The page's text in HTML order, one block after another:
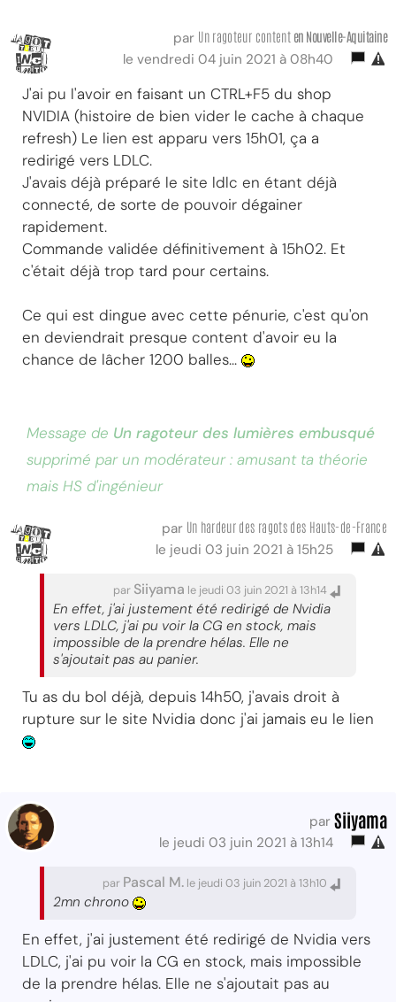
par Un ragoteur content en Nouvelle-Aquitaine
le vendredi 04 juin 2021 à 08h40
J'ai pu l'avoir en faisant un CTRL+F5 du shop
NVIDIA (histoire de bien vider le cache à chaque
refresh) Le lien est apparu vers 15h01, ça a
redirigé vers LDLC.
J'avais déjà préparé le site ldlc en étant déjà
connecté, de sorte de pouvoir dégainer
rapidement.
Commande validée définitivement à 15h02. Et
c'était déjà trop tard pour certains.
Ce qui est dingue avec cette pénurie, c'est qu'on
en deviendrait presque content d'avoir eu la
chance de lâcher 1200 balles...
Message de Un ragoteur des lumières embusqué
supprimé par un modérateur : amusant ta théorie
mais HS d'ingénieur
par Un hardeur des ragots des Hauts-de-France
le jeudi 03 juin 2021 à 15h25
par Siiyama le jeudi 03 juin 2021 à 13h14
En effet, j'ai justement été redirigé de Nvidia
vers LDLC, j'ai pu voir la CG en stock, mais
impossible de la prendre hélas. Elle ne
s'ajoutait pas au panier.
Tu as du bol déjà, depuis 14h50, j'avais droit à
rupture sur le site Nvidia donc j'ai jamais eu le lien
par Siiyama
le jeudi 03 juin 2021 à 13h14
par Pascal M. le jeudi 03 juin 2021 à 13h10
2mn chrono
En effet, j'ai justement été redirigé de Nvidia vers
LDLC, j'ai pu voir la CG en stock, mais impossible
de la prendre hélas. Elle ne s'ajoutait pas au